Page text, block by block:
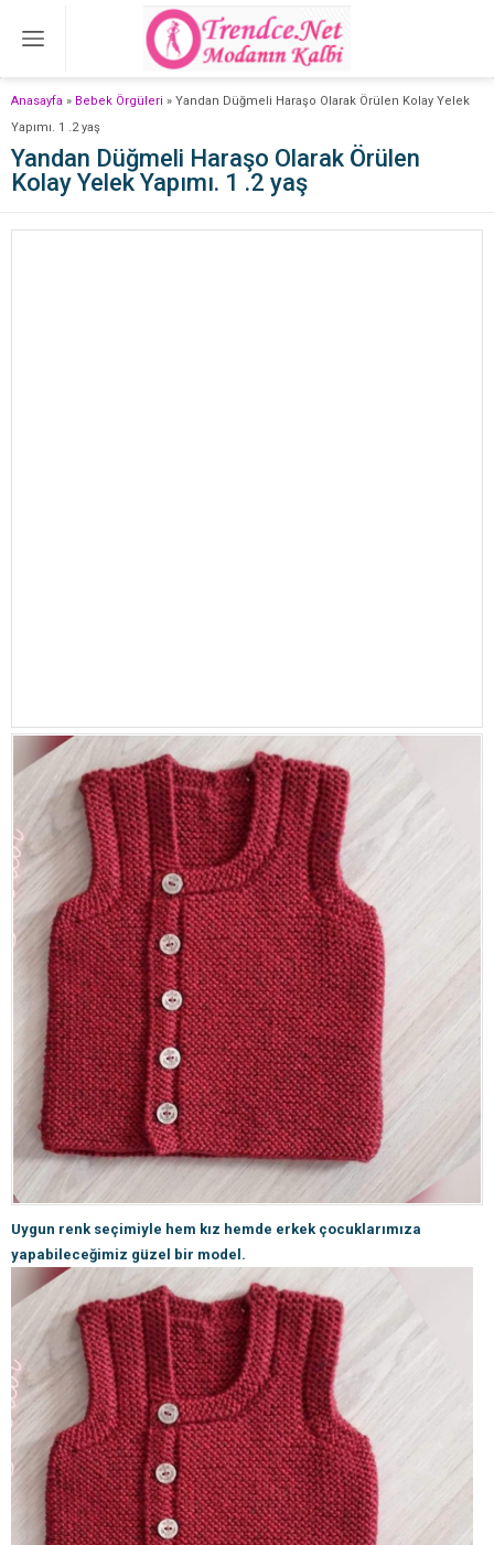
Anasayfa » Bebek Örgüleri » Yandan Düğmeli Haraşo Olarak Örülen Kolay Yelek
Yapımı. 1 .2 yaş
Yandan Düğmeli Haraşo Olarak Örülen
Kolay Yelek Yapımı. 1 .2 yaş
Uygun renk seçimiyle hem kız hemde erkek çocuklarımıza
yapabileceğimiz güzel bir model.